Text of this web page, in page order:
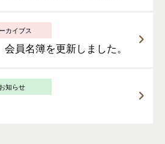
カイブス
員名簿を更新しました。
お知らせ